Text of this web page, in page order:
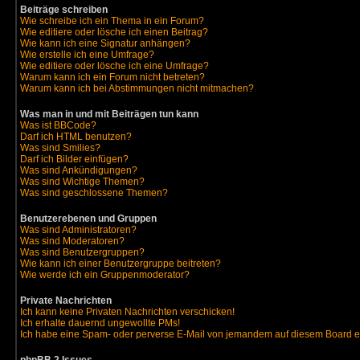
Beiträge schreiben
Wie schreibe ich ein Thema in ein Forum?
Wie editiere oder lösche ich einen Beitrag?
Wie kann ich eine Signatur anhängen?
Wie erstelle ich eine Umfrage?
Wie editiere oder lösche ich eine Umfrage?
Warum kann ich ein Forum nicht betreten?
Warum kann ich bei Abstimmungen nicht mitmachen?
Was man in und mit Beiträgen tun kann
Was ist BBCode?
Darf ich HTML benutzen?
Was sind Smilies?
Darf ich Bilder einfügen?
Was sind Ankündigungen?
Was sind Wichtige Themen?
Was sind geschlossene Themen?
Benutzerebenen und Gruppen
Was sind Administratoren?
Was sind Moderatoren?
Was sind Benutzergruppen?
Wie kann ich einer Benutzergruppe beitreten?
Wie werde ich ein Gruppenmoderator?
Private Nachrichten
Ich kann keine Privaten Nachrichten verschicken!
Ich erhalte dauernd ungewollte PMs!
Ich habe eine Spam- oder perverse E-Mail von jemandem auf diesem Board